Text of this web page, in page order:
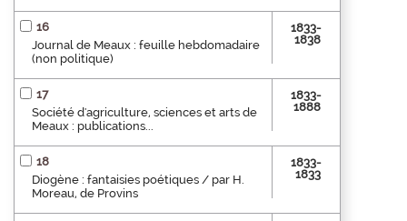
16
Journal de Meaux : feuille hebdomadaire
(non politique)
1833-
1838
17
Société d'agriculture, sciences et arts de
Meaux : publications...
1833-
1888
18
Diogène : fantaisies poétiques / par H.
Moreau, de Provins
1833-
1833